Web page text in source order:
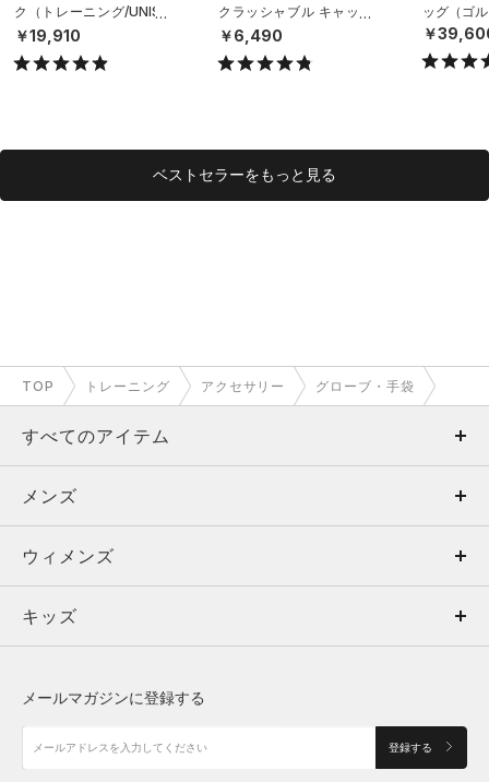
ク（トレーニング/UNISE
X）
￥19,910
クラッシャブル キャップ
（ライフスタイル/UNISE
￥6,490
ッグ（ゴ
￥
ベストセラーをもっと見る
TOP トレーニング アクセサリー グローブ・手袋
すべてのアイテム
メンズ
ウィメンズ
キッズ
アクセサリー
メンズ
トップス
ボトムス
アクセサリー
ウィメンズ
トップス
シューズ
キッズ
メールマガジンに登録する
登録する